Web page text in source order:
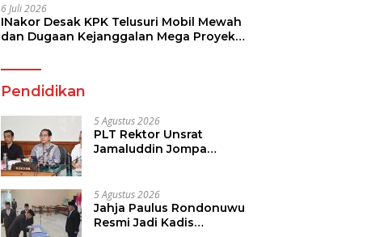
6 Juli 2026
INakor Desak KPK Telusuri Mobil Mewah
dan Dugaan Kejanggalan Mega Proyek
Pendidikan
5 Agustus 2026
PLT Rektor Unsrat
Jamaluddin Jompa
Kampus Kondusif
5 Agustus 2026
Jahja Paulus Rondonuwu
Resmi Jadi Kadis